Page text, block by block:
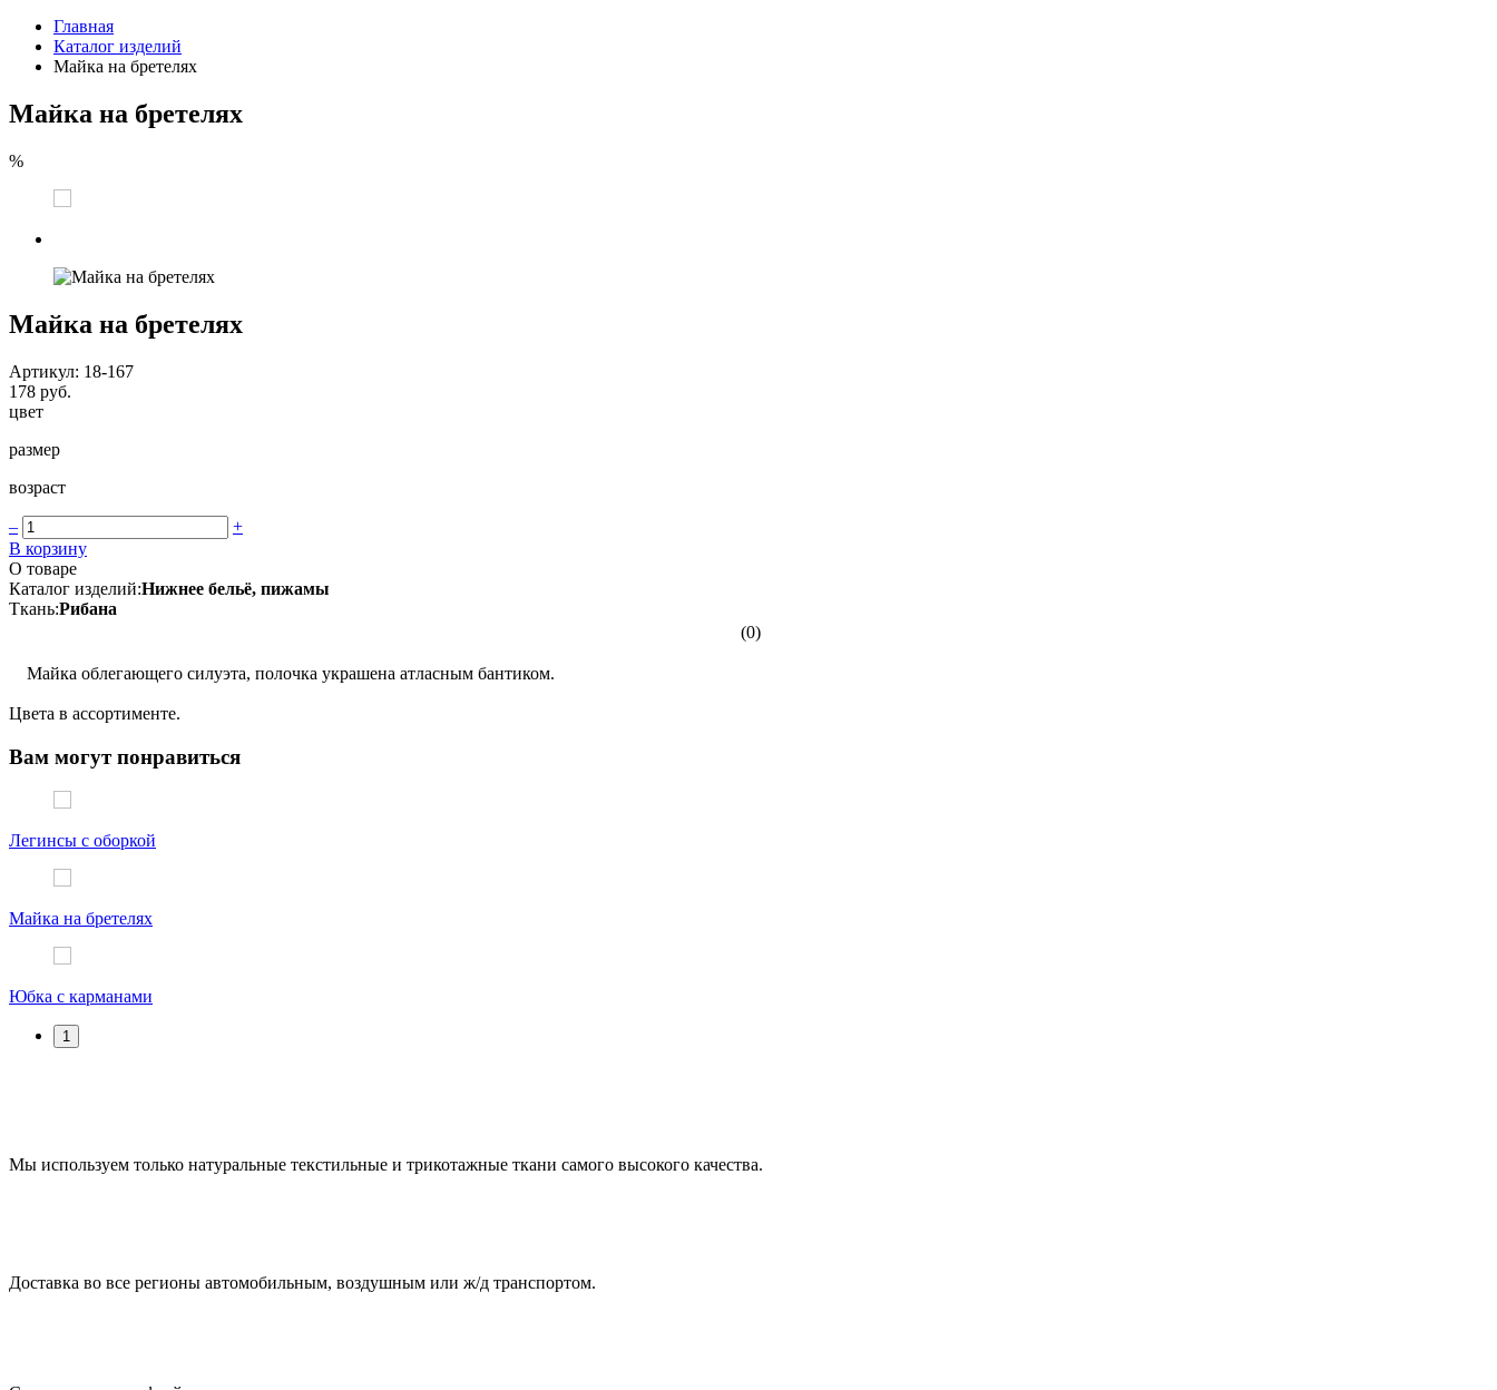
Главная
Каталог изделий
Майка на бретелях
Майка на бретелях
%
Майка на бретелях
Артикул: 18-167
178 руб.
цвет
размер
возраст
–
+
В корзину
О товаре
Каталог изделий:Нижнее бельё, пижамы
Ткань:Рибана
(0)
Майка облегающего силуэта, полочка украшена атласным бантиком.
Цвета в ассортименте.
Вам могут понравиться
Легинсы с оборкой
Майка на бретелях
Юбка с карманами
1
Мы используем только натуральные текстильные и трикотажные ткани самого высокого качества.
Доставка во все регионы автомобильным, воздушным или ж/д транспортом.